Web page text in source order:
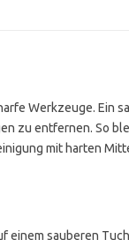
Werkzeuge. Ein
zu entfernen. So
mit harten
einem sauberen